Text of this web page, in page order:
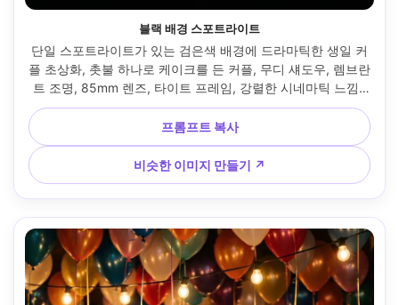
블랙 배경 스포트라이트
단일 스포트라이트가 있는 검은색 배경에 드라마틱한 생일 커
플 초상화, 촛불 하나로 케이크를 든 커플, 무디 섀도우, 렘브란
트 조명, 85mm 렌즈, 타이트 프레임, 강렬한 시네마틱 느낌,
날카로운 디테일, 포토리얼리즘, 스튜디오급 리터치 스타일 --
ar 4:5
프롬프트 복사
비슷한 이미지 만들기 ↗